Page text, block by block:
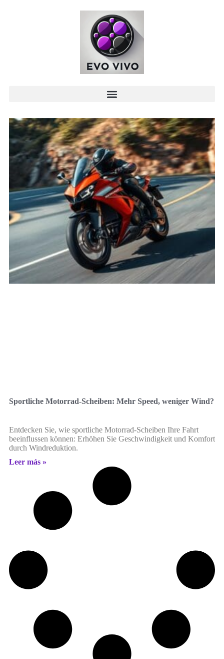
Sportliche Motorrad-Scheiben: Mehr Speed, weniger Wind?
Entdecken Sie, wie sportliche Motorrad-Scheiben Ihre Fahrt
beeinflussen können: Erhöhen Sie Geschwindigkeit und Komfort
durch Windreduktion.
Leer más »